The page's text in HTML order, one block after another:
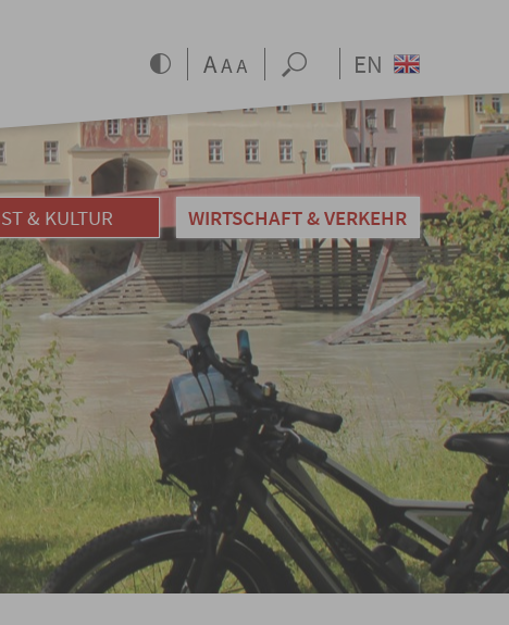
EN
& KULTUR WIRTSCHAFT & VERKEHR